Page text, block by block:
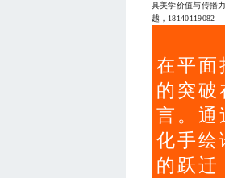
具美学价值与传播
越，18140119082
在平面
的突
言。通
化手绘
的跃